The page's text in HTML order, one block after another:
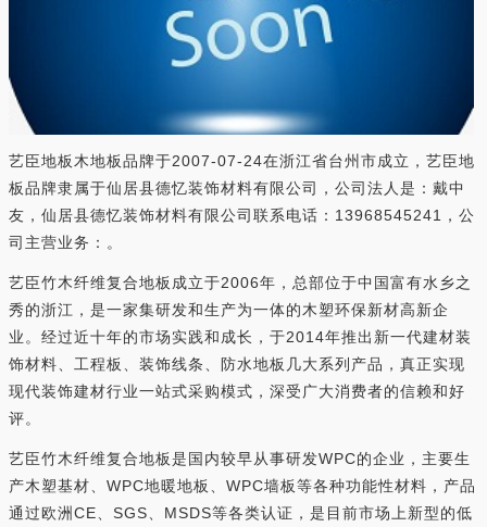
艺臣地板木地板品牌于2007-07-24在浙江省台州市成立，艺臣地
板品牌隶属于仙居县德忆装饰材料有限公司，公司法人是：戴中
友，仙居县德忆装饰材料有限公司联系电话：13968545241，公
司主营业务：。
艺臣竹木纤维复合地板成立于2006年，总部位于中国富有水乡之
秀的浙江，是一家集研发和生产为一体的木塑环保新材高新企
业。经过近十年的市场实践和成长，于2014年推出新一代建材装
饰材料、工程板、装饰线条、防水地板几大系列产品，真正实现
现代装饰建材行业一站式采购模式，深受广大消费者的信赖和好
评。
艺臣竹木纤维复合地板是国内较早从事研发WPC的企业，主要生
产木塑基材、WPC地暖地板、WPC墙板等各种功能性材料，产品
通过欧洲CE、SGS、MSDS等各类认证，是目前市场上新型的低